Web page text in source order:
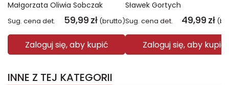
Małgorzata Oliwia Sobczak
Sug. cena det. 59,99 zł (brutto)
Zaloguj się, aby kupić
Sławek Gortych
Sug. cena det. 49,99 zł
Zaloguj się, aby kupić
INNE Z TEJ KATEGORII